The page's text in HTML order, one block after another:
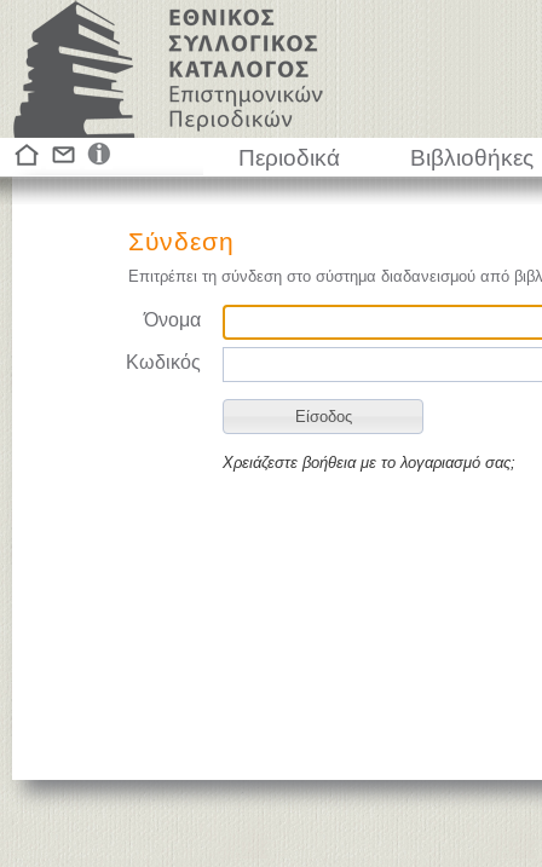
Περιοδικά Βιβλιοθήκες
Σύνδεση
Επιτρέπει τη σύνδεση στο σύστημα διαδανεισμού από
Όνομα
Κωδικός
Χρειάζεστε βοήθεια με το λογαριασμό σας;